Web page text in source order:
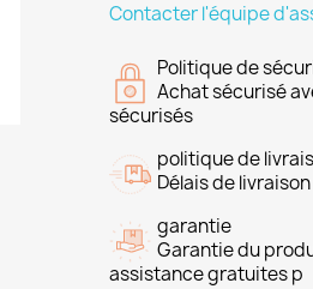
Contacter l'équipe
Politique de
Achat sécurisé
sécurisés
politique de
Délais de
garantie
Garantie du
assistance gratuites p